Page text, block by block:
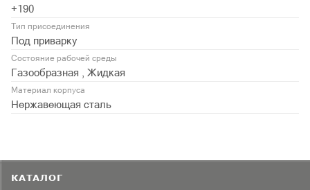
+190
Тип присоединения
Под приварку
Состояние рабочей среды
Газообразная , Жидкая
Материал корпуса
Нержавеющая сталь
КАТАЛОГ